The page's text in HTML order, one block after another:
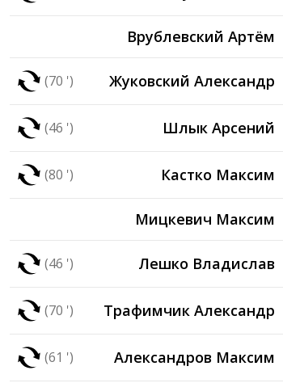
Врублевский Артём
(70 ') Жуковский Александр
(46 ') Шлык Арсений
(80 ') Кастко Максим
Мицкевич Максим
(46 ') Лешко Владислав
(70 ') Трафимчик Александр
(61 ') Александров Максим